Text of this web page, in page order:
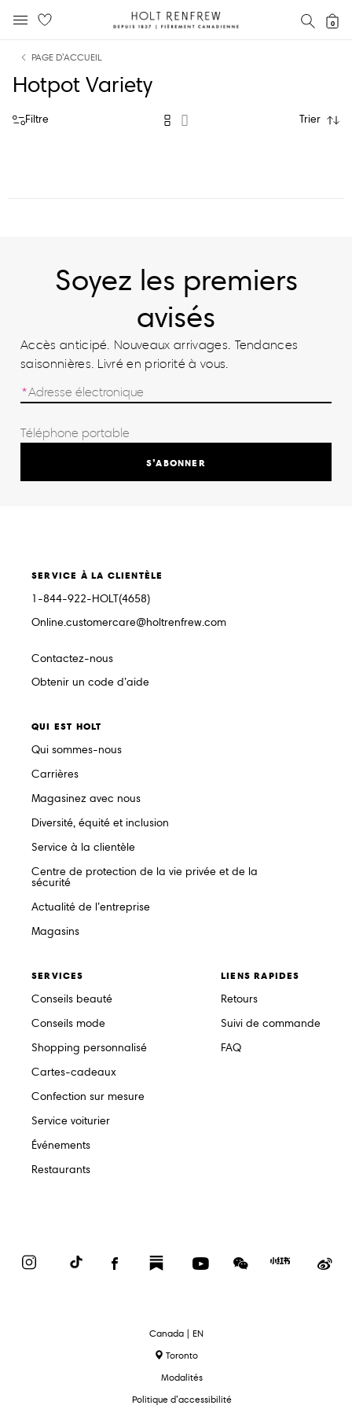
Holt
0
PAGE D’ACCUEIL
Hotpot Variety
Filtre Trier
Soyez les premiers
avisés
Accès anticipé. Nouveaux arrivages. Tendances
saisonnières. Livré en priorité à vous.
S’ABONNER
SERVICE À LA CLIENTÈLE
1-844-922-HOLT(4658)
Online.customercare@holtrenfrew.com
Contactez-nous
Obtenir un code d’aide
QUI EST HOLT
Qui sommes-nous
Carrières
Magasinez avec nous
Diversité, équité et inclusion
Service à la clientèle
Centre de protection de la vie privée et de la
sécurité
Actualité de l’entreprise
Magasins
SERVICES
Conseils beauté
Conseils mode
Shopping personnalisé
Cartes-cadeaux
Confection sur mesure
Service voiturier
Événements
Restaurants
LIENS RAPIDES
Retours
Suivi de commande
FAQ
InstagramTikTok FacebookSubstack YouTubeWeChat
Red
text.language
Canada | EN
Toronto
Modalités
Politique d’accessibilité